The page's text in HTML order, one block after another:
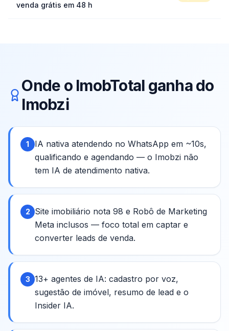
venda grátis em 48 h
Onde o ImobTotal ganha do
Imobzi
1
IA nativa atendendo no WhatsApp em ~10s,
qualificando e agendando — o Imobzi não
tem IA de atendimento nativa.
2
Site imobiliário nota 98 e Robô de Marketing
Meta inclusos — foco total em captar e
converter leads de venda.
3 13+ agentes de IA: cadastro por voz,
sugestão de imóvel, resumo de lead e o
Insider IA.